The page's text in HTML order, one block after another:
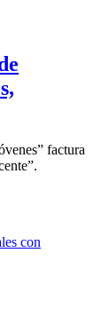
factura